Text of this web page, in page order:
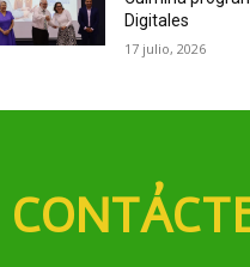
Digitales
17 julio, 2026